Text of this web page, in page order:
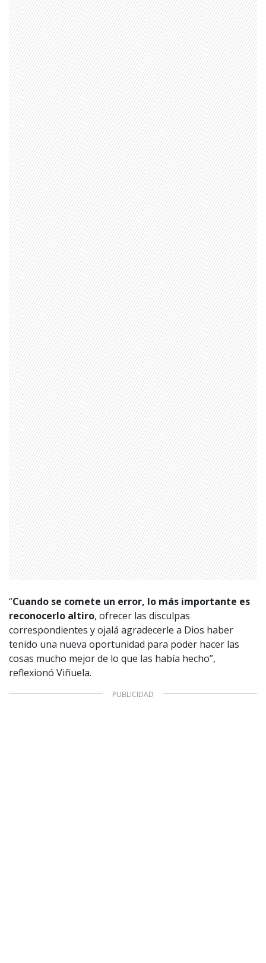
“Cuando se comete un error, lo más importante es
reconocerlo altiro, ofrecer las disculpas
correspondientes y ojalá agradecerle a Dios haber
tenido una nueva oportunidad para poder hacer las
cosas mucho mejor de lo que las había hecho”,
reflexionó Viñuela.
1997 — 2026
© PRISA MEDIA CORP SPA.
Producción musical Cadena Ser, España 2026.
CONTACTO COMERCIAL
Aviso legal
Política de privacidad|Política de Cookies
Configuración de Cookies
Valores Pautas publicitarias Presidenciales 2025